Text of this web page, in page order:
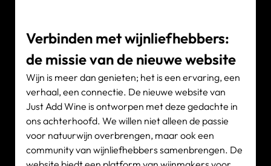
Verbinden met wijnliefhebbers:
de missie van de nieuwe website
Wijn is meer dan genieten; het is een ervaring, een
verhaal, een connectie. De nieuwe website van
Just Add Wine is ontworpen met deze gedachte in
ons achterhoofd. We willen niet alleen de passie
voor natuurwijn overbrengen, maar ook een
community van wijnliefhebbers samenbrengen. De